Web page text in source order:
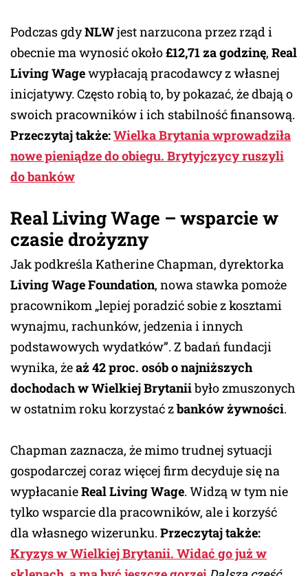
Podczas gdyNLWjest narzucona przez rząd i
obecnie ma wynosić około£12,71 za godzinę, Real
Living Wagewypłacają pracodawcy z własnej
inicjatywy. Często robią to, by pokazać, że dbają o
swoich pracowników i ich stabilność finansową.
Przeczytaj także:Wielka Brytania wprowadziła
nowe pieniądze do obiegu. Brytyjczycy ruszyli
do banków
Real Living Wage – wsparcie w
czasie drożyzny
Jak podkreśla Katherine Chapman, dyrektorka
Living Wage Foundation, nowa stawka pomoże
pracownikom „lepiej poradzić sobie z kosztami
wynajmu, rachunków, jedzenia i innych
podstawowych wydatków”. Z badań fundacji
wynika, żeaż 42 proc. osób o najniższych
dochodach w Wielkiej Brytaniibyło zmuszonych
w ostatnim roku korzystać zbanków żywności.
Chapman zaznacza, że mimo trudnej sytuacji
gospodarczej coraz więcej firm decyduje się na
wypłacanieReal Living Wage. Widzą w tym nie
tylko wsparcie dla pracowników, ale i korzyść
dla własnego wizerunku. Przeczytaj także:
Kryzys w Wielkiej Brytanii. Widać go już w